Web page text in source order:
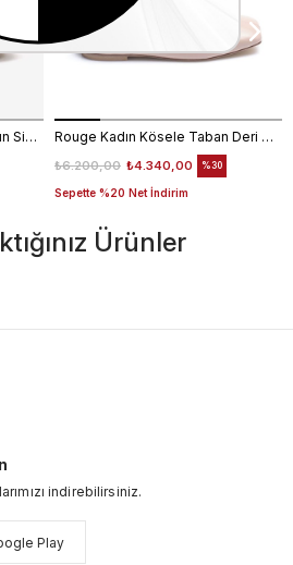
Kemal Tanca Hakiki Deri Kadın Siyah Günlük Ayakkabı Rouge Kadın Kösele Taban Deri Nude Babet 629
₺4.340,00
₺6.200,00
Sepette %20 Net İndirim
%30
Ürünler
indirebilirsiniz.
Play